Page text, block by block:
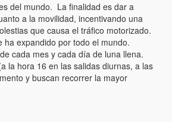
del mundo. La finalidad es dar a
a la movilidad, incentivando una
que causa el tráfico motorizado.
expandido por todo el mundo.
cada mes y cada día de luna llena.
la hora 16 en las salidas diurnas, a las
y buscan recorrer la mayor